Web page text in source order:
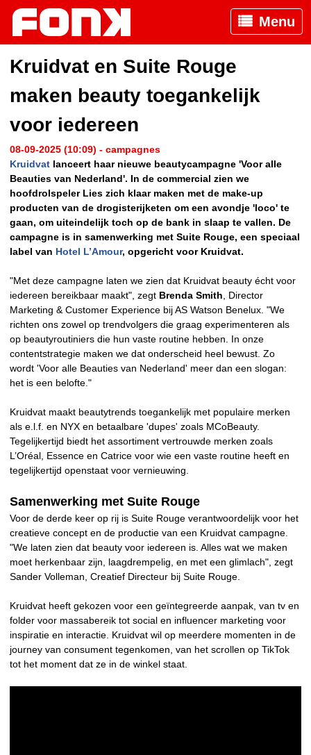
Menu
Kruidvat en Suite Rouge
maken beauty toegankelijk
voor iedereen
08-09-2025 (10:09) - campagnes
Kruidvat lanceert haar nieuwe beautycampagne 'Voor alle
Beauties van Nederland'. In de commercial zien we
hoofdrolspeler Lies zich klaar maken met de make-up
producten van de drogisterijketen om een avondje 'loco' te
gaan, om uiteindelijk toch op de bank in slaap te vallen. De
campagne is in samenwerking met Suite Rouge, een speciaal
label van Hotel L’Amour, opgericht voor Kruidvat.
"Met deze campagne laten we zien dat Kruidvat beauty écht voor
iedereen bereikbaar maakt", zegt Brenda Smith , Director
Marketing & Customer Experience bij AS Watson Benelux. "We
richten ons zowel op trendvolgers die graag experimenteren als
op beautyroutiniers die hun vaste routine hebben. In onze
contentstrategie maken we dat onderscheid heel bewust. Zo
wordt 'Voor alle Beauties van Nederland' meer dan een slogan:
het is een belofte."
Kruidvat maakt beautytrends toegankelijk met populaire merken
als e.l.f. en NYX en betaalbare 'dupes' zoals MCoBeauty.
Tegelijkertijd biedt het assortiment vertrouwde merken zoals
L’Oréal, Essence en Catrice voor wie een vaste routine heeft en
tegelijkertijd openstaat voor vernieuwing.
Samenwerking met Suite Rouge
Voor de derde keer op rij is Suite Rouge verantwoordelijk voor het
creatieve concept en de productie van een Kruidvat campagne.
"We laten zien dat beauty voor iedereen is. Alles wat we maken
moet herkenbaar zijn, laagdrempelig, en met een glimlach", zegt
Sander Volleman, Creatief Directeur bij Suite Rouge.
Kruidvat heeft gekozen voor een geïntegreerde aanpak, van tv en
folder voor massabereik tot social en influencer marketing voor
inspiratie en interactie. Kruidvat wil op meerdere momenten in de
journey van consument tegenkomen, van het scrollen op TikTok
tot het moment dat ze in de winkel staat.